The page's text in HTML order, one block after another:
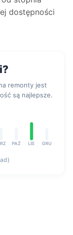
dostępności
remonty jest
są najlepsze.
PAŹ LIS GRU